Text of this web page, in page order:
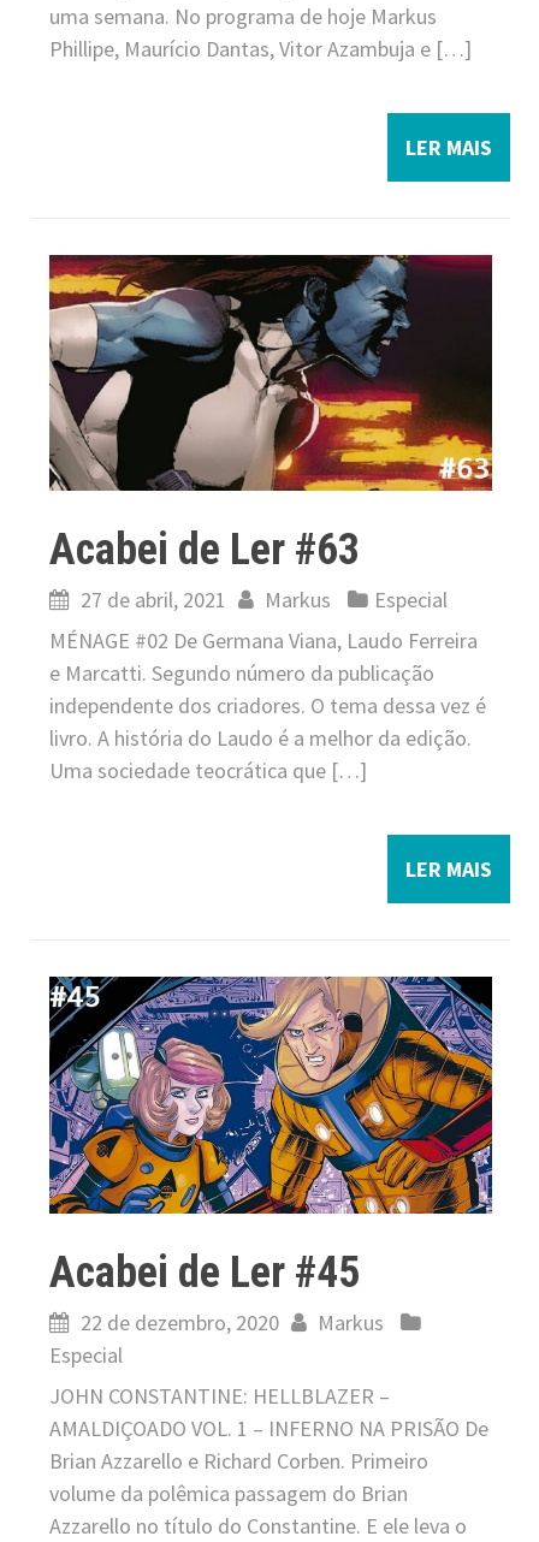
uma semana. No programa de hoje Markus
Phillipe, Maurício Dantas, Vitor Azambuja e […]
LER MAIS
Acabei de Ler #63
27 de abril, 2021 Markus
Especial
MÉNAGE #02 De Germana Viana, Laudo Ferreira
e Marcatti. Segundo número da publicação
independente dos criadores. O tema dessa vez é
livro. A história do Laudo é a melhor da edição.
Uma sociedade teocrática que […]
LER MAIS
Acabei de Ler #45
22 de dezembro, 2020
Markus
Especial
JOHN CONSTANTINE: HELLBLAZER –
AMALDIÇOADO VOL. 1 – INFERNO NA PRISÃO De
Brian Azzarello e Richard Corben. Primeiro
volume da polêmica passagem do Brian
Azzarello no título do Constantine. E ele leva o